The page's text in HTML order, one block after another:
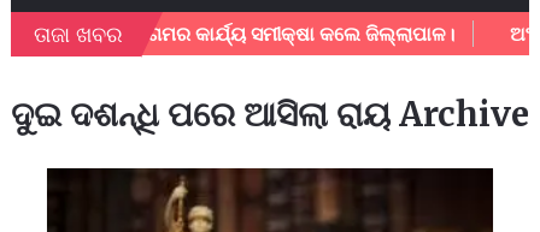
ତାଜା ଖବର
ମହାନଗର ନିଗମର କାର୍ଯ୍ୟ ସମୀକ୍ଷା କଲେ ଜିଲ୍ଲାପାଳ।
ଦୁଇ ଦଶନ୍ଧି ପରେ ଆସିଲା ରାୟ Archive